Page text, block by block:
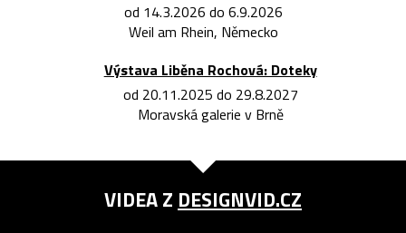
od 14.3.2026 do 6.9.2026
Weil am Rhein, Německo
Výstava Liběna Rochová: Doteky
od 20.11.2025 do 29.8.2027
Moravská galerie v Brně
VIDEA Z DESIGNVID.CZ